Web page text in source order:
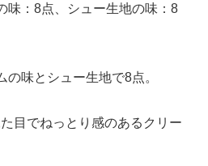
味：8点、シュー生地の味：8
味とシュー生地で8点。
目でねっとり感のあるクリー